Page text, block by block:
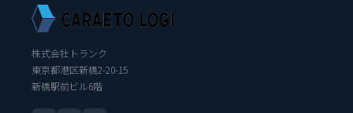
株式会社トランク
東京都港区新橋2-20-15
新橋駅前ビル6階